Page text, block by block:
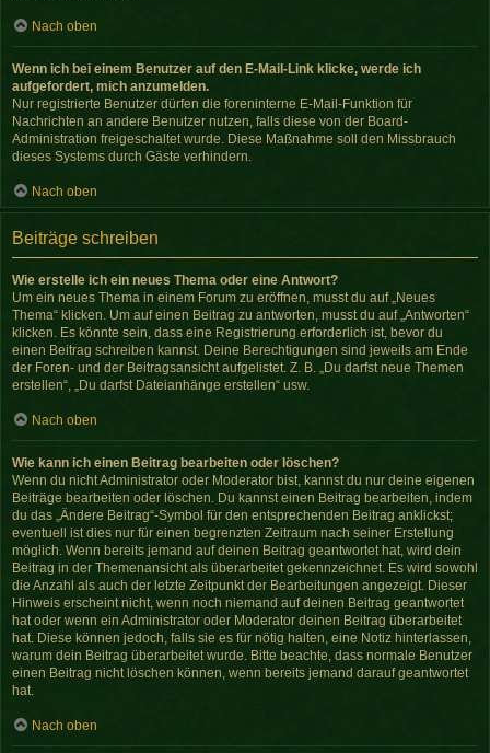
Nach oben
Wenn ich bei einem Benutzer auf den E-Mail-Link klicke, werde ich
aufgefordert, mich anzumelden.
Nur registrierte Benutzer dürfen die foreninterne E-Mail-Funktion für
Nachrichten an andere Benutzer nutzen, falls diese von der Board-
Administration freigeschaltet wurde. Diese Maßnahme soll den Missbrauch
dieses Systems durch Gäste verhindern.
Nach oben
Beiträge schreiben
Wie erstelle ich ein neues Thema oder eine Antwort?
Um ein neues Thema in einem Forum zu eröffnen, musst du auf „Neues
Thema“ klicken. Um auf einen Beitrag zu antworten, musst du auf „Antworten“
klicken. Es könnte sein, dass eine Registrierung erforderlich ist, bevor du
einen Beitrag schreiben kannst. Deine Berechtigungen sind jeweils am Ende
der Foren- und der Beitragsansicht aufgelistet. Z. B. „Du darfst neue Themen
erstellen“, „Du darfst Dateianhänge erstellen“ usw.
Nach oben
Wie kann ich einen Beitrag bearbeiten oder löschen?
Wenn du nicht Administrator oder Moderator bist, kannst du nur deine eigenen
Beiträge bearbeiten oder löschen. Du kannst einen Beitrag bearbeiten, indem
du das „Ändere Beitrag“-Symbol für den entsprechenden Beitrag anklickst;
eventuell ist dies nur für einen begrenzten Zeitraum nach seiner Erstellung
möglich. Wenn bereits jemand auf deinen Beitrag geantwortet hat, wird dein
Beitrag in der Themenansicht als überarbeitet gekennzeichnet. Es wird sowohl
die Anzahl als auch der letzte Zeitpunkt der Bearbeitungen angezeigt. Dieser
Hinweis erscheint nicht, wenn noch niemand auf deinen Beitrag geantwortet
hat oder wenn ein Administrator oder Moderator deinen Beitrag überarbeitet
hat. Diese können jedoch, falls sie es für nötig halten, eine Notiz hinterlassen,
warum dein Beitrag überarbeitet wurde. Bitte beachte, dass normale Benutzer
einen Beitrag nicht löschen können, wenn bereits jemand darauf geantwortet
hat.
Nach oben